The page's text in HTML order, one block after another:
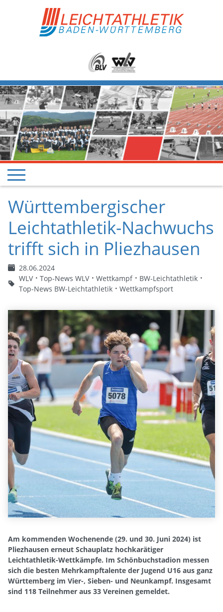
Württembergischer
Leichtathletik-Nachwuchs
trifft sich in Pliezhausen
28.06.2024
WLV
Top-News WLV Wettkampf
BW-Leichtathletik
Top-News BW-Leichtathletik
Wettkampfsport
Am kommenden Wochenende (29. und 30. Juni 2024) ist
Pliezhausen erneut Schauplatz hochkarätiger
Leichtathletik-Wettkämpfe. Im Schönbuchstadion messen
sich die besten Mehrkampftalente der Jugend U16 aus ganz
Württemberg im Vier-, Sieben- und Neunkampf. Insgesamt
sind 118 Teilnehmer aus 33 Vereinen gemeldet.